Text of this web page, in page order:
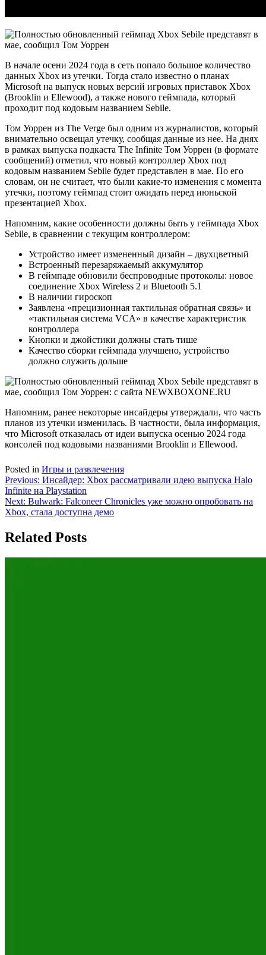
В начале осени 2024 года в сеть попало большое количество
данных Xbox из утечки. Тогда стало известно о планах
Microsoft на выпуск новых версий игровых приставок Xbox
(Brooklin и Ellewood), а также нового геймпада, который
проходит под кодовым названием Sebile.
Том Уоррен из The Verge был одним из журналистов, который
внимательно освещал утечку, сообщая данные из нее. На днях
в рамках выпуска подкаста The Infinite Том Уоррен (в формате
сообщений) отметил, что новый контроллер Xbox под
кодовым названием Sebile будет представлен в мае. По его
словам, он не считает, что были какие-то изменения с момента
утечки, поэтому геймпад стоит ожидать перед июньской
презентацией Xbox.
Напомним, какие особенности должны быть у геймпада Xbox
Sebile, в сравнении с текущим контроллером:
Устройство имеет измененный дизайн – двухцветный
Встроенный перезаряжаемый аккумулятор
В геймпаде обновили беспроводные протоколы: новое
соединение Xbox Wireless 2 и Bluetooth 5.1
В наличии гироскоп
Заявлена «прецизионная тактильная обратная связь» и
«тактильная система VCA» в качестве характеристик
контроллера
Кнопки и джойстики должны стать тише
Качество сборки геймпада улучшено, устройство
должно служить дольше
Напомним, ранее некоторые инсайдеры утверждали, что часть
планов из утечки изменилась. В частности, была информация,
что Microsoft отказалась от идеи выпуска осенью 2024 года
консолей под кодовыми названиями Brooklin и Ellewood.
Posted in Игры и развлечения
Навигация
по
записям
Previous: Инсайдер: Xbox рассматривали идею выпуска Halo
Infinite на Playstation
Next: Bulwark: Falconeer Chronicles уже можно опробовать на
Xbox, стала доступна демо
Related Posts